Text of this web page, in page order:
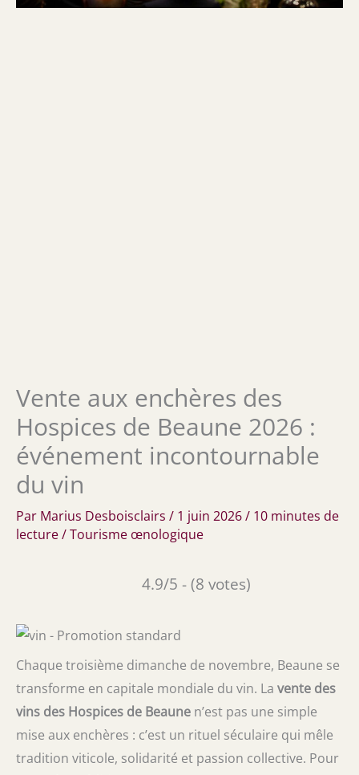
Vente aux enchères des
Hospices de Beaune 2026 :
événement incontournable
du vin
Par Marius Desboisclairs / 1 juin 2026/ 10 minutes de
lecture/Tourisme œnologique
4.9/5 - (8 votes)
Chaque troisième dimanche de novembre, Beaune se
transforme en capitale mondiale du vin. La vente des
vins des Hospices de Beaune n’est pas une simple
mise aux enchères : c’est un rituel séculaire qui mêle
tradition viticole, solidarité et passion collective. Pour